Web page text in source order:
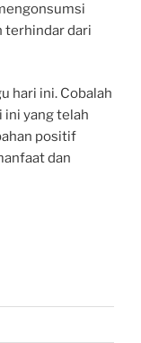
terhindar dari
hari ini. Cobalah
ini yang telah
positif
dan